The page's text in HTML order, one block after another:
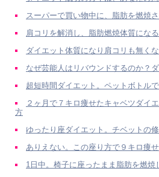
スーパーで買い物中に、脂肪を燃焼
肩コリを解消し、脂肪燃焼体質にな
ダイエット体質になり肩コリも無く
なぜ芸能人はリバウンドするのか？
超短時間ダイエット。ペットボトル
２ヶ月で７キロ痩せたキャベツダイ
方
ゆったり座ダイエット。チベットの
ありえない。この座り方で９キロ痩
1日中。椅子に座ったまま脂肪を燃焼